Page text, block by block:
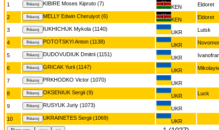
1
KIBIRE Moses Kipruto (7)
KEN Eldoret
2 MELLY Edwin Cheruiyot (6)
KEN Eldoret
3 IUKHICHUK Mykola (1140)
UKR Lutsk
4 POTOTSKYI Anton (1138)
UKR
5 DUDOVUDIUK Dmitrii (1151)
UKR
6 GRICAK Yurii (1147)
UKR Mikolayiv
7 PRKHODKO Victor (1070)
UKR
8
OKSENIUK Sergii (9)
UKR Luck
9 RUSYUK Juriy (1073)
UKR
10
UKRAINETES Sergii (1069)
UKR